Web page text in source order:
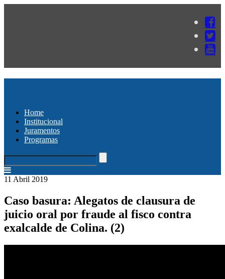
Home
Institucional
Juramentos
Programas
11 Abril 2019
Caso basura: Alegatos de clausura de
juicio oral por fraude al fisco contra
exalcalde de Colina. (2)